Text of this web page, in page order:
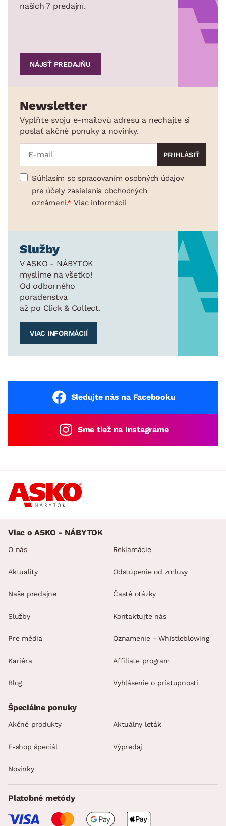
našich 7 predajní.
NÁJSŤ PREDAJŇU
Newsletter
Vyplňte svoju e-mailovú adresu a nechajte si
poslať akčné ponuky a novinky.
Súhlasím so spracovaním osobných údajov
pre účely zasielania obchodných
oznámení.
Viac informácií
Služby
V ASKO - NÁBYTOK
myslíme na všetko!
Od odborného
poradenstva
až po Click & Collect.
VIAC INFORMÁCIÍ
Sledujte nás na Facebooku
Sme tiež na Instagrame
Viac o ASKO - NÁBYTOK
O nás
Aktuality
Naše predajne
Služby
Pre média
Kariéra
Blog
Reklamácie
Odstúpenie od zmluvy
Časté otázky
Kontaktujte nás
Oznamenie - Whistleblowing
Affiliate program
Vyhlásenie o prístupnosti
Špeciálne ponuky
Akčné produkty Aktuálny leták
E-shop špeciál Výpredaj
Novinky
Platobné metódy